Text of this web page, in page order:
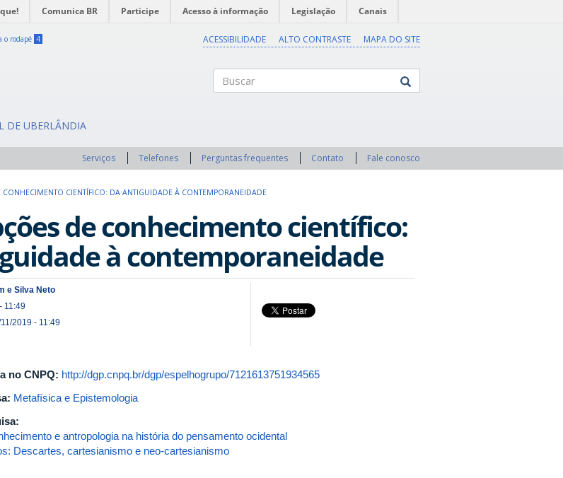
Comunica BR Participe Acesso à informação Legislação Canais
o rodapé 4 ACESSIBILIDADE ALTO CONTRASTE MAPA DO SITE
DE UBERLÂNDIA
Serviços Telefones Perguntas frequentes Contato Fale conosco
CONHECIMENTO CIENTÍFICO: DA ANTIGUIDADE À CONTEMPORANEIDADE
de conhecimento científico:
à contemporaneidade
e Silva Neto
11:49
2019 - 11:49
no CNPQ: http://dgp.cnpq.br/dgp/espelhogrupo/7121613751934565
Metafísica e Epistemologia
e antropologia na história do pensamento ocidental
Descartes, cartesianismo e neo-cartesianismo